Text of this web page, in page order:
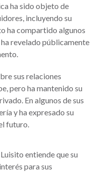
ha sido objeto de
incluyendo su
ha compartido algunos
revelado públicamente
sus relaciones
pero ha mantenido su
En algunos de sus
y ha expresado su
futuro.
entiende que su
para sus